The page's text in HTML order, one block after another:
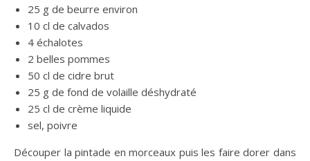
25 g de beurre environ
10 cl de calvados
4 échalotes
2 belles pommes
50 cl de cidre brut
25 g de fond de volaille déshydraté
25 cl de crème liquide
sel, poivre
Découper la pintade en morceaux puis les faire dorer dans